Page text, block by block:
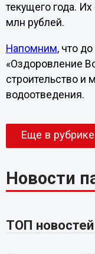
текущего года.
млн рублей.
Напомним, что
«Оздоровление
строительство и
водоотведения.
Еще в рубрике
Новости
ТОП новостей